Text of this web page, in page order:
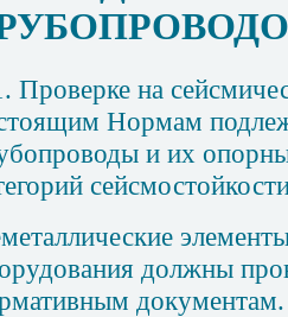
Проверке на
Нормам
и их
должны
документам.